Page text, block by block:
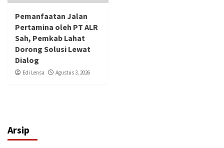
Pemanfaatan Jalan
Pertamina oleh PT ALR
Sah, Pemkab Lahat
Dorong Solusi Lewat
Dialog
Edi Lensa Agustus 3, 2026
Arsip